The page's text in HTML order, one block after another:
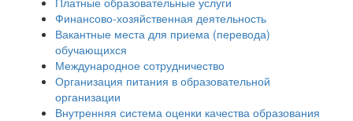
Финансово-хозяйственная деятельность
Вакантные места для приема (перевода)
обучающихся
Международное сотрудничество
Организация питания в образовательной
организации
Внутренняя система оценки качества образования